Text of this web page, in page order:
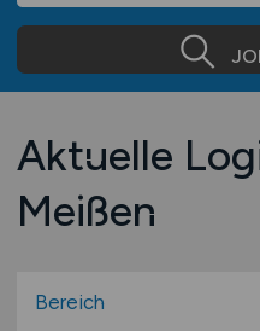
Aktuelle
Meißen
Bereich